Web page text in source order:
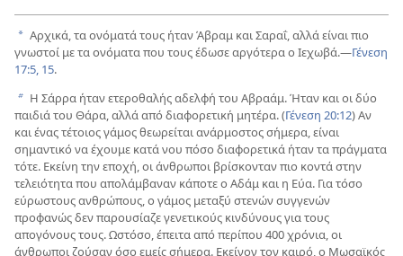
a Αρχικά, τα ονόματά τους ήταν Άβραμ και Σαραΐ, αλλά είναι πιο
γνωστοί με τα ονόματα που τους έδωσε αργότερα ο Ιεχωβά.​—Γένεση
17:5, 15.
b Η Σάρρα ήταν ετεροθαλής αδελφή του Αβραάμ. Ήταν και οι δύο
παιδιά του Θάρα, αλλά από διαφορετική μητέρα. (Γένεση 20:12) Αν
και ένας τέτοιος γάμος θεωρείται ανάρμοστος σήμερα, είναι
σημαντικό να έχουμε κατά νου πόσο διαφορετικά ήταν τα πράγματα
τότε. Εκείνη την εποχή, οι άνθρωποι βρίσκονταν πιο κοντά στην
τελειότητα που απολάμβαναν κάποτε ο Αδάμ και η Εύα. Για τόσο
εύρωστους ανθρώπους, ο γάμος μεταξύ στενών συγγενών
προφανώς δεν παρουσίαζε γενετικούς κινδύνους για τους
απογόνους τους. Ωστόσο, έπειτα από περίπου 400 χρόνια, οι
άνθρωποι ζούσαν όσο εμείς σήμερα. Εκείνον τον καιρό, ο Μωσαϊκός